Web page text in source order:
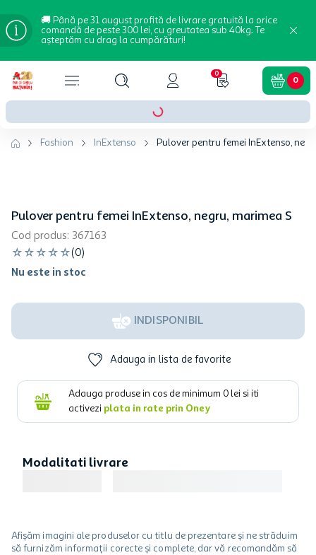
🚚 Până pe 31 august profită de livrare gratuită la orice
comandă de peste 300 lei, cu greutatea sub 40kg. Te
așteptăm cu drag la cumpărături!
0
0
Fashion InExtenso Pulover pentru femei InExtenso,
Pulover pentru femei InExtenso, negru, marimea S
Cod produs: 367163
☆ ☆ ☆ ☆ ☆(0)
Nu este in stoc
INDISPONIBIL
Adauga in lista de favorite
Adauga produse in cos de minimum 0 lei si iti
activezi plata in rate prin Oney
Modalitati livrare
Afișăm imagini ale produselor cu titlu de prezentare și ne străduim
să furnizăm informații corecte și complete, dar vă recomandăm să